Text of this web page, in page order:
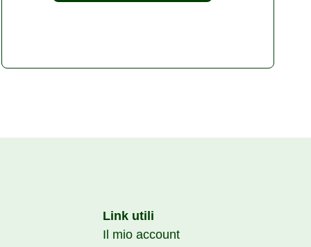
Link utili
Il mio account